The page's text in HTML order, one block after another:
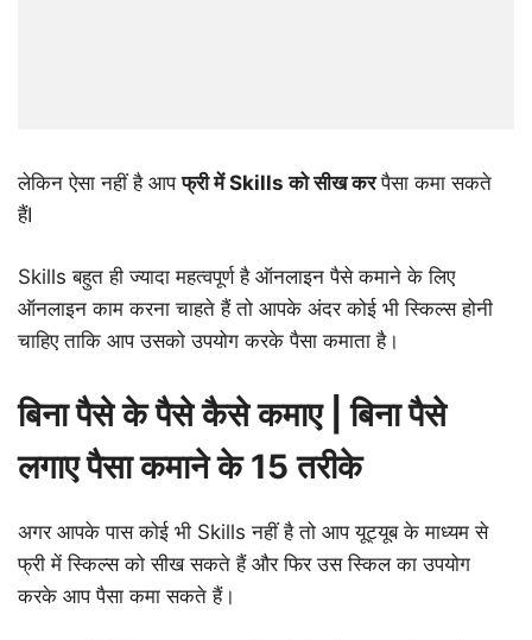
लेकिन ऐसा नहीं है आपफ्री में Skills को सीख करपैसा कमा सकते
हैंI
Skills बहुत ही ज्यादा महत्वपूर्ण है ऑनलाइन पैसे कमाने के लिए
ऑनलाइन काम करना चाहते हैं तो आपके अंदर कोई भी स्किल्स होनी
चाहिए ताकि आप उसको उपयोग करके पैसा कमाता है।
बिना पैसे के पैसे कैसे कमाए | बिना पैसे
लगाए पैसा कमाने के 15 तरीके
अगर आपके पास कोई भी Skills नहीं है तो आप यूट्यूब के माध्यम से
फ्री में स्किल्स को सीख सकते हैं और फिर उस स्किल का उपयोग
करके आप पैसा कमा सकते हैं।